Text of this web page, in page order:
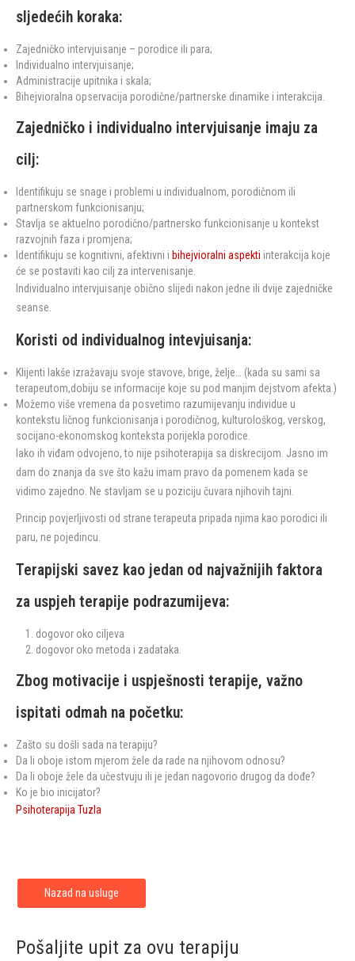
sljedećih koraka:
Zajedničko intervjuisanje – porodice ili para;
Individualno intervjuisanje;
Administracije upitnika i skala;
Bihejvioralna opservacija porodične/partnerske dinamike i interakcija.
Zajedničko i individualno intervjuisanje imaju za
cilj:
Identifikuju se snage i problemi u individualnom, porodičnom ili
partnerskom funkcionisanju;
Stavlja se aktuelno porodično/partnersko funkcionisanje u kontekst
razvojnih faza i promjena;
Identifikuju se kognitivni, afektivni i bihejvioralni aspekti interakcija koje
će se postaviti kao cilj za intervenisanje.
Individualno intervjuisanje obično slijedi nakon jedne ili dvije zajedničke
seanse.
Koristi od individualnog intevjuisanja:
Klijenti lakše izražavaju svoje stavove, brige, želje… (kada su sami sa
terapeutom,dobiju se informacije koje su pod manjim dejstvom afekta.)
Možemo više vremena da posvetimo razumijevanju individue u
kontekstu ličnog funkcionisanja i porodičnog, kulturološkog, verskog,
socijano-ekonomskog konteksta porijekla porodice.
Iako ih viđam odvojeno, to nije psihoterapija sa diskrecijom. Jasno im
dam do znanja da sve što kažu imam pravo da pomenem kada se
vidimo zajedno. Ne stavljam se u poziciju čuvara njihovih tajni.
Princip povjerljivosti od strane terapeuta pripada njima kao porodici ili
paru, ne pojedincu.
Terapijski savez kao jedan od najvažnijih faktora
za uspjeh terapije podrazumijeva:
dogovor oko ciljeva
dogovor oko metoda i zadataka.
Zbog motivacije i uspješnosti terapije, važno
ispitati odmah na početku:
Zašto su došli sada na terapiju?
Da li oboje istom mjerom žele da rade na njihovom odnosu?
Da li oboje žele da učestvuju ili je jedan nagovorio drugog da dođe?
Ko je bio inicijator?
Psihoterapija Tuzla
Nazad na usluge
Pošaljite upit za ovu terapiju